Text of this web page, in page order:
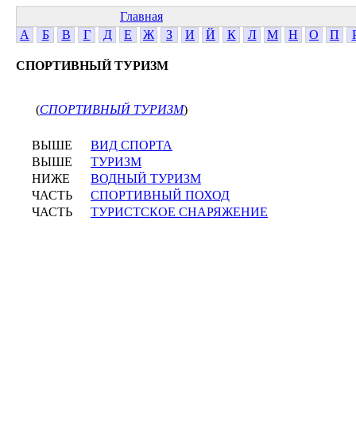
Главная
А
Б В Г Д Е Ж З И Й К Л М Н О П
СПОРТИВНЫЙ ТУРИЗМ
(СПОРТИВНЫЙ ТУРИЗМ)
ВЫШЕ
ВИД СПОРТА
ВЫШЕ
ТУРИЗМ
НИЖЕ
ВОДНЫЙ ТУРИЗМ
ЧАСТЬ
СПОРТИВНЫЙ ПОХОД
ЧАСТЬ
ТУРИСТСКОЕ СНАРЯЖЕНИЕ